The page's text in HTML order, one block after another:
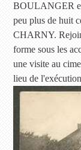
BOULANGER
peu plus de huit
CHARNY.
forme sous les
une visite au
lieu de l'exécution